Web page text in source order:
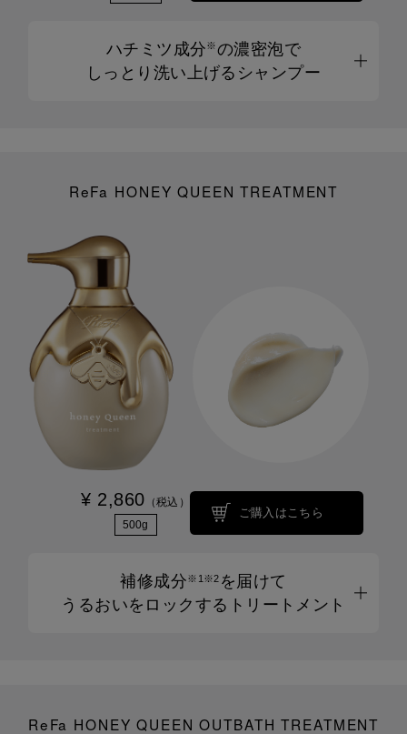
ハチミツ成分※の濃密泡で
しっとり洗い上げるシャンプー
ReFa HONEY QUEEN TREATMENT
¥ 2,860 （税込）
500g
ご購入はこちら
補修成分※1※2 を届けて
うるおいをロックするトリートメント
ReFa HONEY QUEEN OUTBATH TREATMENT